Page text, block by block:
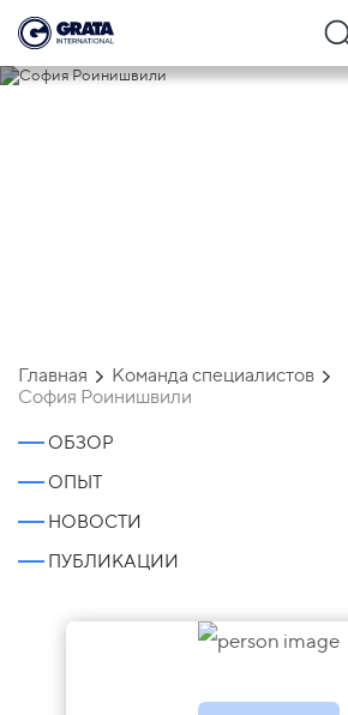
Главная
Команда специалистов
София Роинишвили
ОБЗОР
ОПЫТ
НОВОСТИ
ПУБЛИКАЦИИ